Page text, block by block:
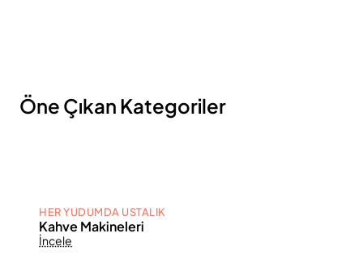
Öne Çıkan Kategoriler
HER YUDUMDA USTALIK
Kahve Makineleri
İncele